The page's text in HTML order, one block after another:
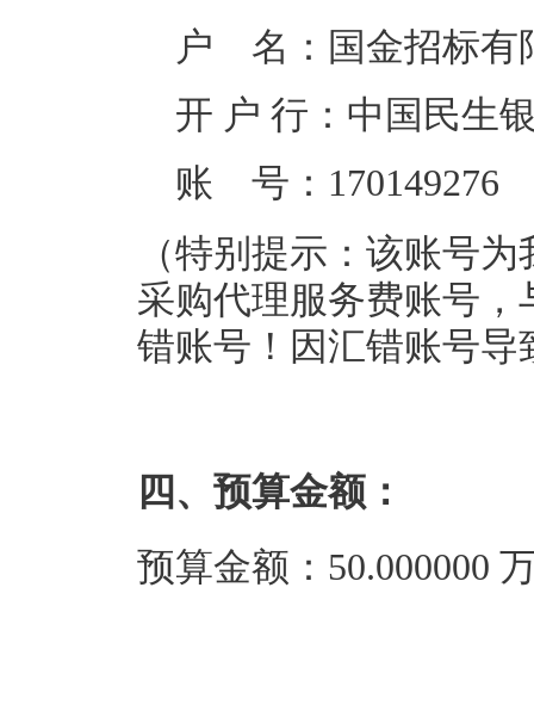
户 名：国金招标有
开 户 行：中国民生
账 号：170149276
（特别提示：该账号
采购代理服务费账号
错账号！因汇错账号
四、预算金额：
预算金额：50.000000